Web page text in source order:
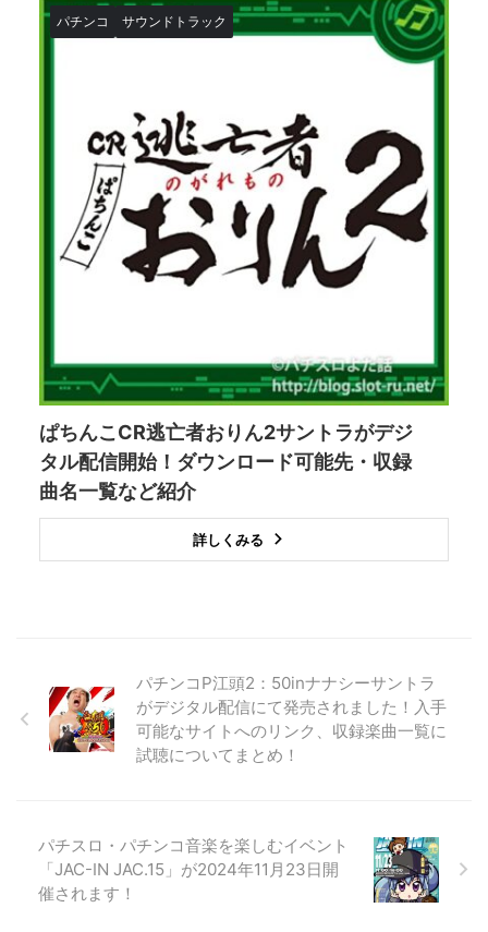
パチンコ サウンドトラック
ぱちんこCR逃亡者おりん2サントラがデジ
タル配信開始！ダウンロード可能先・収録
曲名一覧など紹介
詳しくみる
パチンコP江頭2：50inナナシーサントラ
がデジタル配信にて発売されました！入手
可能なサイトへのリンク、収録楽曲一覧に
試聴についてまとめ！
パチスロ・パチンコ音楽を楽しむイベント
「JAC-IN JAC.15」が2024年11月23日開
催されます！